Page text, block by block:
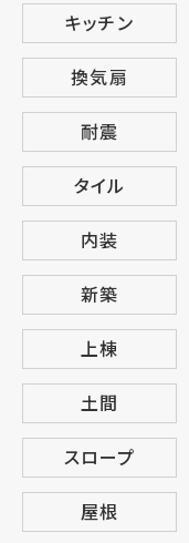
キッチン
換気扇
耐震
タイル
内装
新築
上棟
土間
スロープ
屋根